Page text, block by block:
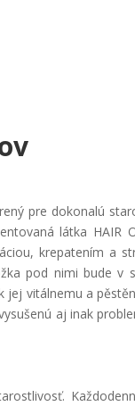
pre dokonalú
látka
krepatením a
pod nimi bude
vitálnemu a
aj inak